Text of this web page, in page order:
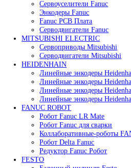
элемент / 0₽
Меню
элемент 0₽
Просмотр категорий
FANUC
Контроллеры Fanuc
Сервоуселители Fanuc
Энкодеры Fanuc
Fanuc PCB Плата
Серводвигатели Fanuc
MITSUBISHI ELECTRIC
Сервоприводы Mitsubishi